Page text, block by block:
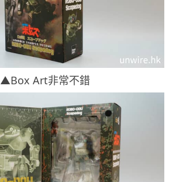
▲Box Art非常不錯